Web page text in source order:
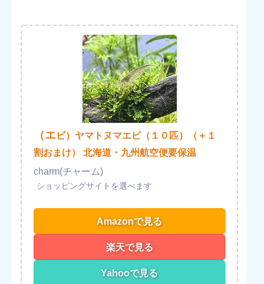
（エビ）ヤマトヌマエビ（１０匹）（＋１
割おまけ） 北海道・九州航空便要保温
charm(チャーム)
Amazonで見る
楽天で見る
Yahooで見る